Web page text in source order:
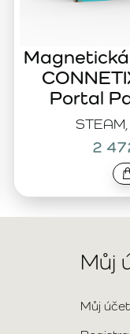
Portal
2
Můj
Můj účet